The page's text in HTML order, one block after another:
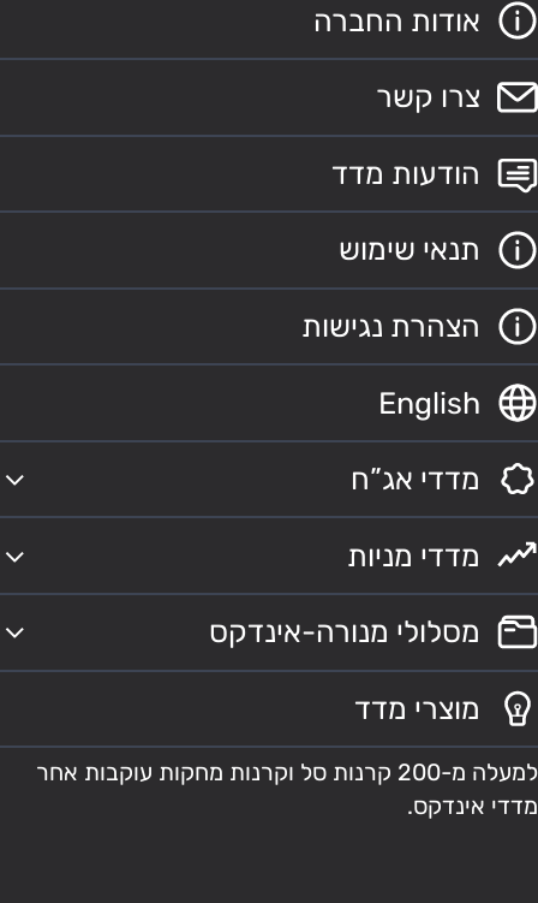
אודות החברה
צרו קשר
הודעות מדד
תנאי שימוש
הצהרת נגישות
English
מדדי אג”ח
מדדי מניות
מסלולי מנורה-אינדקס
מוצרי מדד
למעלה מ-200 קרנות סל וקרנות מחקות עוקבות אחר
מדדי אינדקס.